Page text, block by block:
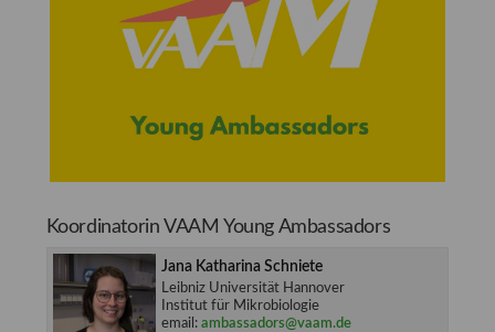
Koordinatorin VAAM Young Ambassadors
Jana Katharina Schniete
Leibniz Universität Hannover
Institut für Mikrobiologie
email:ambassadors@vaam.de